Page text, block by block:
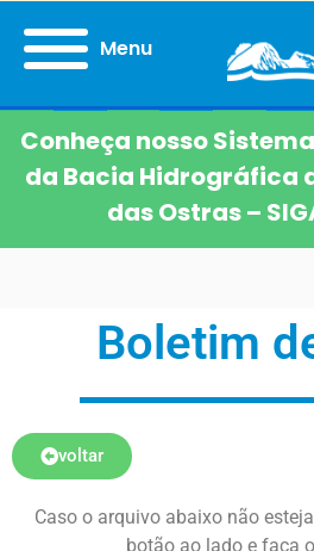
Menu
Conheça nosso
da Bacia Hidrográfica
das Ostras –
Boletim
voltar
Caso o arquivo abaixo não
botão ao lado e faça